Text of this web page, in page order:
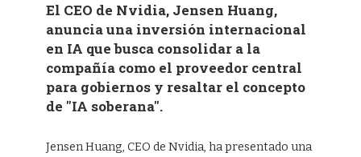
El CEO de Nvidia, Jensen Huang,
anuncia una inversión internacional
en IA que busca consolidar a la
compañía como el proveedor central
para gobiernos y resaltar el concepto
de "IA soberana".
Jensen Huang, CEO de Nvidia, ha presentado una